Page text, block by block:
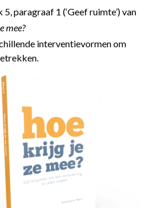
paragraaf 1 (‘Geef ruimte’) van
mee?
interventievormen om